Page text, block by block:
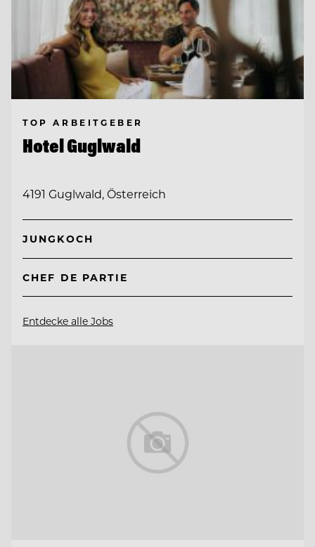
TOP ARBEITGEBER
Hotel Guglwald
4191 Guglwald, Österreich
JUNGKOCH
CHEF DE PARTIE
Entdecke alle Jobs